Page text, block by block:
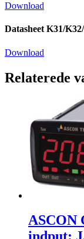
Download
Datasheet K31/
Download
Relaterede
ASCON